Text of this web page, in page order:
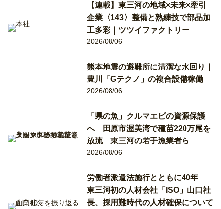
【連載】東三河の地域×未来×牽引
企業〈143〉整備と熟練技で部品加
工多彩｜ツツイファクトリー
2026/08/06
熊本地震の避難所に清潔な水回り｜
豊川「Gテクノ」の複合設備稼働
2026/08/06
「県の魚」クルマエビの資源保護
へ 田原市渥美湾で種苗220万尾を
放流 東三河の若手漁業者ら
2026/08/06
労働者派遣法施行とともに40年
東三河初の人材会社「ISO」山口社
長、採用難時代の人材確保について